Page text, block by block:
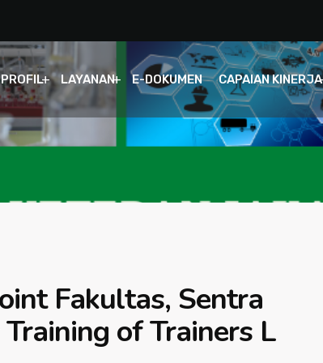
PROFIL LAYANAN E-DOKUMEN CAPAIAN KINERJA
Fakultas, Sentra
of Trainers L